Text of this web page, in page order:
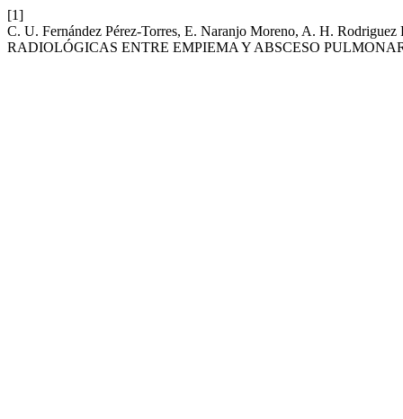
[1]
C. U. Fernández Pérez-Torres, E. Naranjo Moreno, A. H.
RADIOLÓGICAS ENTRE EMPIEMA Y ABSCESO